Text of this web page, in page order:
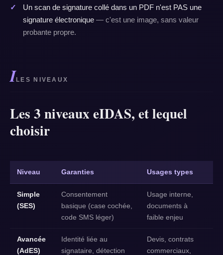
Un scan de signature collé dans un PDF n'est PAS une
signature électronique — c'est une image, sans valeur
probante propre.
I LES NIVEAUX
Les 3 niveaux eIDAS, et lequel
choisir
Niveau Garanties Usages types
Simple
(SES)
Consentement
basique (case cochée,
code SMS léger)
Usage interne,
documents à
faible enjeu
Avancée
(AdES)
Identité liée au
signataire, détection
Devis, contrats
commerciaux,